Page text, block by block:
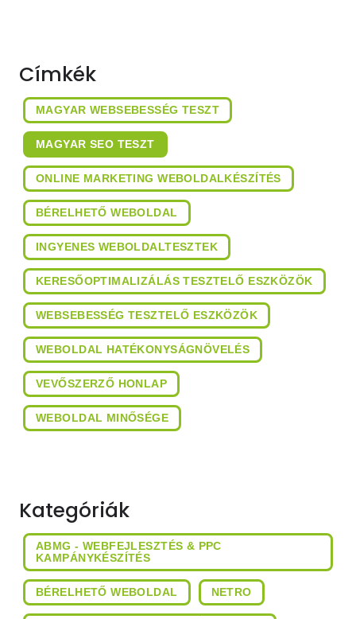
Címkék
MAGYAR WEBSEBESSÉG TESZT
MAGYAR SEO TESZT
ONLINE MARKETING WEBOLDALKÉSZÍTÉS
BÉRELHETŐ WEBOLDAL
INGYENES WEBOLDALTESZTEK
KERESŐOPTIMALIZÁLÁS TESZTELŐ ESZKÖZÖK
WEBSEBESSÉG TESZTELŐ ESZKÖZÖK
WEBOLDAL HATÉKONYSÁGNÖVELÉS
VEVŐSZERZŐ HONLAP
WEBOLDAL MINŐSÉGE
Kategóriák
ABMG - WEBFEJLESZTÉS & PPC
KAMPÁNYKÉSZÍTÉS
BÉRELHETŐ WEBOLDAL NETRO